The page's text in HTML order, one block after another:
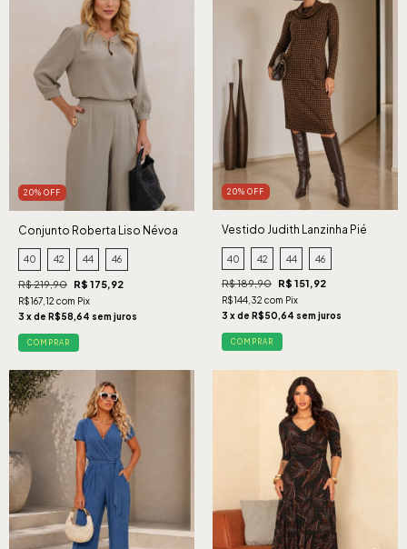
20% OFF
Conjunto Roberta Liso Névoa
40 42 44 46
R$ 219,90 R$ 175,92
R$167,12 com Pix
3 x de R$58,64 sem juros
COMPRAR
20% OFF
Vestido Judith Lanzinha Pié
Caramelo
40 42 44 46
R$ 189,90 R$ 151,92
R$144,32 com Pix
3 x de R$50,64 sem juros
COMPRAR